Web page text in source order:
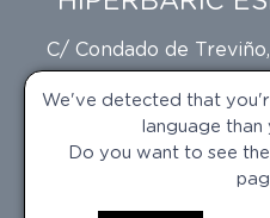
We've detected that
language
Do you want to see
C/ Condado de
T: +34 947 473